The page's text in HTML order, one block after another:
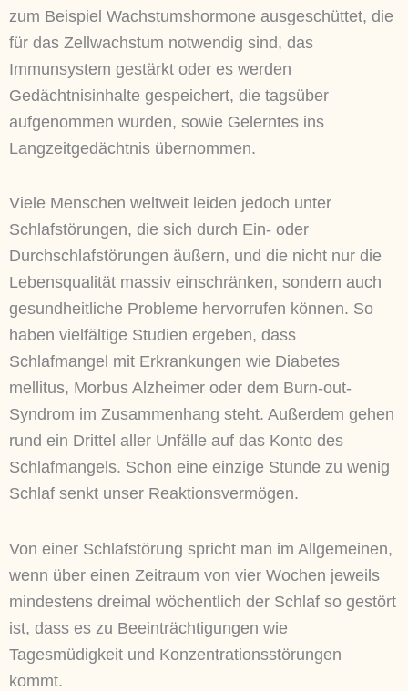
zum Beispiel Wachstumshormone ausgeschüttet, die
für das Zellwachstum notwendig sind, das
Immunsystem gestärkt oder es werden
Gedächtnisinhalte gespeichert, die tagsüber
aufgenommen wurden, sowie Gelerntes ins
Langzeitgedächtnis übernommen.
Viele Menschen weltweit leiden jedoch unter
Schlafstörungen, die sich durch Ein- oder
Durchschlafstörungen äußern, und die nicht nur die
Lebensqualität massiv einschränken, sondern auch
gesundheitliche Probleme hervorrufen können. So
haben vielfältige Studien ergeben, dass
Schlafmangel mit Erkrankungen wie Diabetes
mellitus, Morbus Alzheimer oder dem Burn-out-
Syndrom im Zusammenhang steht. Außerdem gehen
rund ein Drittel aller Unfälle auf das Konto des
Schlafmangels. Schon eine einzige Stunde zu wenig
Schlaf senkt unser Reaktionsvermögen.
Von einer Schlafstörung spricht man im Allgemeinen,
wenn über einen Zeitraum von vier Wochen jeweils
mindestens dreimal wöchentlich der Schlaf so gestört
ist, dass es zu Beeinträchtigungen wie
Tagesmüdigkeit und Konzentrationsstörungen
kommt.